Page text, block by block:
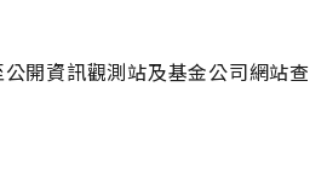
開資訊觀測站及基金公司網站查